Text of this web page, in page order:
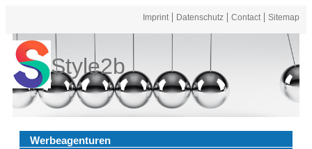
Imprint Datenschutz Contact Sitemap
Style2b
Werbeagenturen